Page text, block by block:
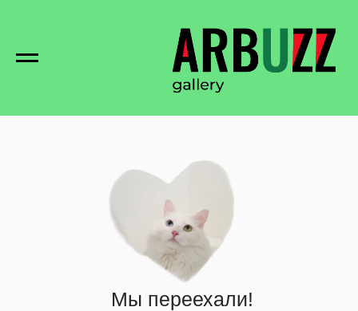
Мы переехали!